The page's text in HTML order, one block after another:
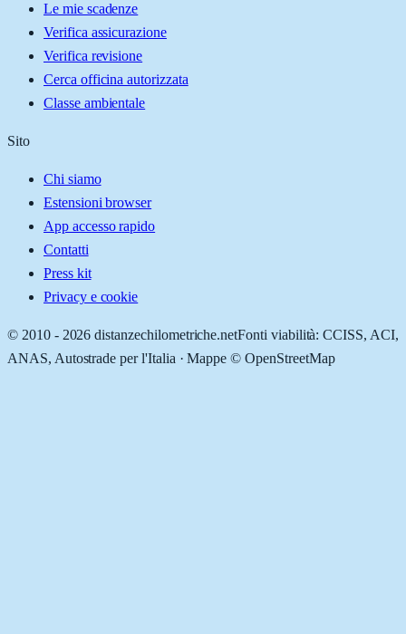
Le mie scadenze
Verifica assicurazione
Verifica revisione
Cerca officina autorizzata
Classe ambientale
Sito
Chi siamo
Estensioni browser
App accesso rapido
Contatti
Press kit
Privacy e cookie
© 2010 - 2026 distanzechilometriche.netFonti viabilità: CCISS, ACI,
ANAS, Autostrade per l'Italia · Mappe © OpenStreetMap